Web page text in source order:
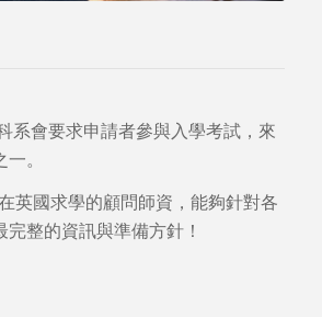
系會要求申請者參與入學考試，來
。
英國求學的顧問師資，能夠針對各
整的資訊與準備方針！